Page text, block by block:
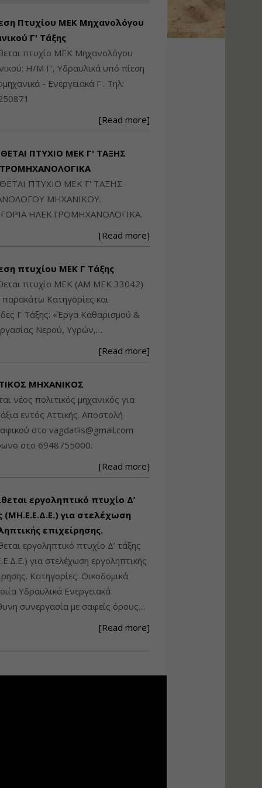
Πτυχίου ΜΕΚ Μηχανολόγου
Γ' Τάξης
πτυχίο ΜΕΚ Μηχανολόγου
Η/Μ Γ', Υδραυλικά υπό πίεση
- Ενεργειακά Γ'. Τηλ:
[Read more]
ΠΤΥΧΙΟ ΜΕΚ Γ' ΤΑΞΗΣ
ΠΤΥΧΙΟ ΜΕΚ Γ' ΤΑΞΗΣ
ΜΗΧΑΝΙΚΟΥ.
ΗΛΕΚΤΡΟΜΗΧΑΝΟΛΟΓΙΚΑ.
[Read more]
πτυχίου ΜΕΚ Γ Τάξης
πτυχίο ΜΕΚ (ΑΜ ΜΕΚ 33042)
παρακάτω Κατηγορίες και
Γ Τάξης: «Έργα Καθαρισμού &
Νερού, Υγρών,…
[Read more]
ΜΗΧΑΝΙΚΟΣ
νέος πολιτικός μηχανικός για
εντός Αττικής. Αποστολή
στο vagdatlis@gmail.com
στο 6948755000.
[Read more]
εργοληπτικό πτυχίο Δ’
(ΜΗ.Ε.Ε.Δ.Ε.) για στελέχωση
επιχείρησης.
εργοληπτικό πτυχίο Δ’ τάξης
για στελέχωση εργοληπτικής
Κατηγορίες: Οικοδομικά
Υδραυλικά Ενεργειακά
συνεργασία με σαφείς όρους…
[Read more]
Ταυτότητα Κτιρίου/
Αυτοτελούς
Διηρημένης
Εισηγήτρια:Αναστασία Μητρακάκη
Τιμή από: €140.00
Εισηγήτρια:Γραμματή Μπακλατσή
Διάρκεια: 8 ώρες
τεχνολογίας
Διαχείρισης
Εισηγητής: Στέφανος Τουλόγλου
Εισηγητής: Λάμπρος Κίσσας
Διάρκεια: 6 ώρες
Ανάθεση – Εκτέλεση –
Επίβλεψη Δημοσίων
Έργων με τον
Εισηγητής:
Τιμή από: €220.00
Διάρκεια: 18 ώρες
και τεχνική